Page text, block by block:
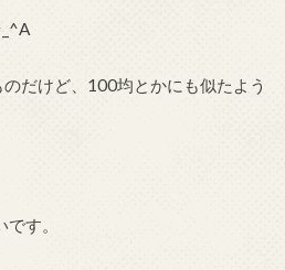
だけど、100均とかにも似たよう
す。